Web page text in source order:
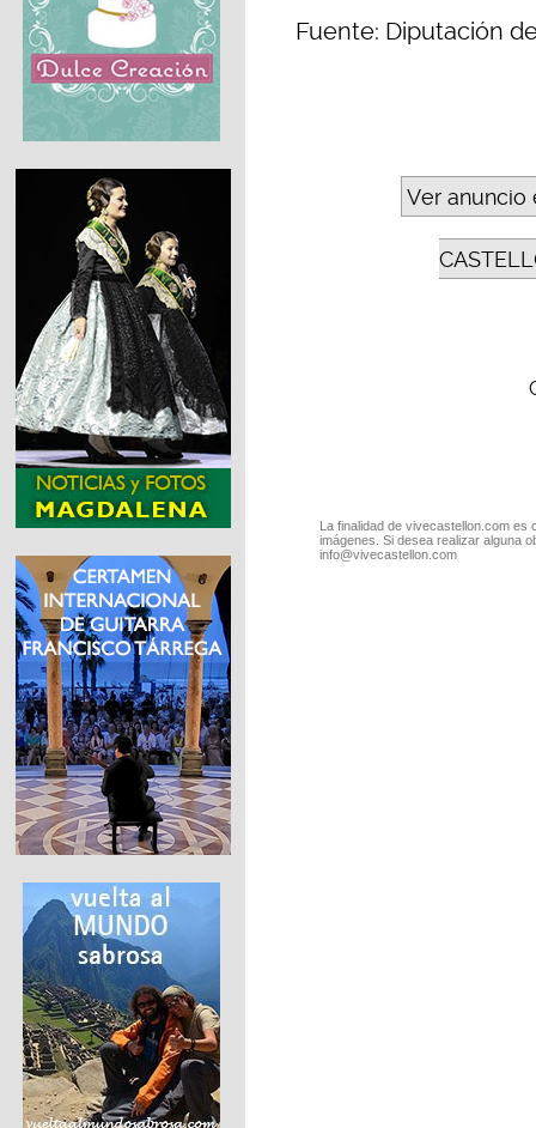
Fuente: Diputación
Ver anuncio
La finalidad de vivecastellon.com
imágenes. Si desea realizar alguna
info@vivecastellon.com